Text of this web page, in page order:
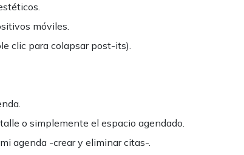
móviles.
clic para colapsar post-its).
o simplemente el espacio agendado.
agenda -crear y eliminar citas-.